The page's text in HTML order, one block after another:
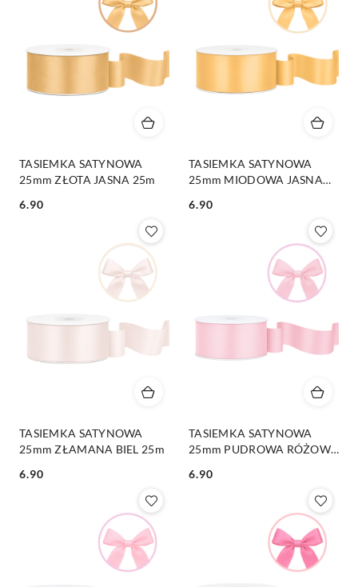
TASIEMKA SATYNOWA
25mm ZŁOTA JASNA 25m
Cena:
6.90
TASIEMKA SATYNOWA
25mm MIODOWA JASNA
Cena:
6.90
TASIEMKA SATYNOWA
25mm ZŁAMANA BIEL 25m
Cena:
6.90
TASIEMKA SATYNOWA
25mm PUDROWA RÓŻOWA
Cena:
6.90